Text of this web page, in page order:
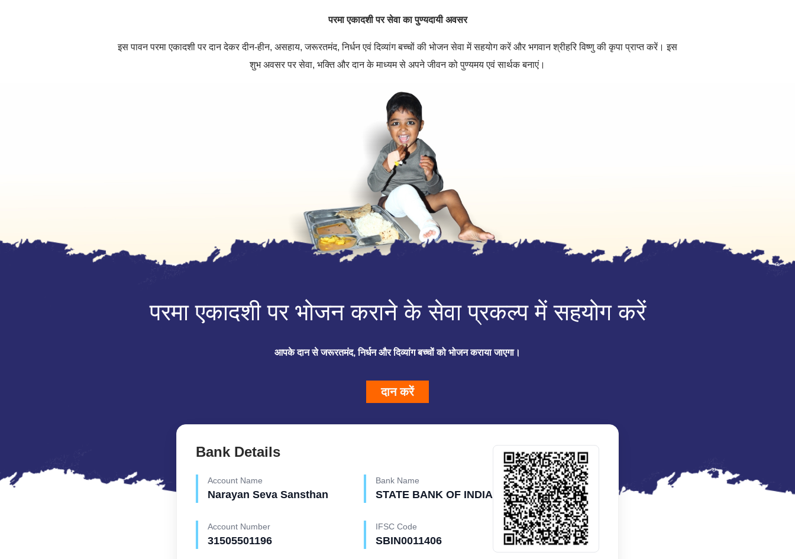
परमा एकादशी पर सेवा का पुण्यदायी अवसर
इस पावन परमा एकादशी पर दान देकर दीन-हीन, असहाय,जरूरतमंद,निर्धन एवं दिव्यांग बच्चों की भोजन सेवा में सहयोग करें और भगवान श्रीहरि विष्णु की कृपा प्राप्त करें। इस
शुभ अवसर पर सेवा, भक्ति और दान के माध्यम से अपने जीवन को पुण्यमय एवं सार्थक बनाएं।
परमा एकादशी पर भोजन कराने के सेवा प्रकल्प में सहयोग करें
आपके दान से जरूरतमंद, निर्धन और दिव्यांग बच्चों को भोजन कराया जाएगा।
दान करें
Bank Details
Account Name
Narayan Seva Sansthan
Bank Name
STATE BANK OF INDIA
Account Number
31505501196
IFSC Code
SBIN0011406